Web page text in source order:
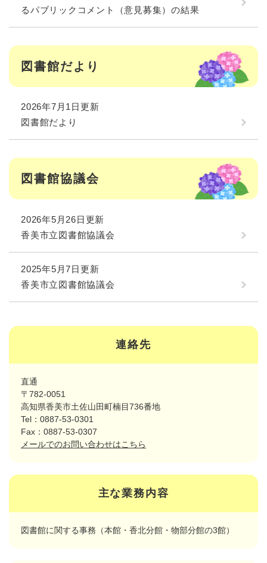
るパブリックコメント（意見募集）の結果
図書館だより
2026年7月1日更新
図書館だより
図書館協議会
2026年5月26日更新
香美市立図書館協議会
2025年5月7日更新
香美市立図書館協議会
連絡先
直通
〒782-0051
高知県香美市土佐山田町楠目736番地
Tel：0887-53-0301
Fax：0887-53-0307
メールでのお問い合わせはこちら
主な業務内容
図書館に関する事務（本館・香北分館・物部分館の3館）